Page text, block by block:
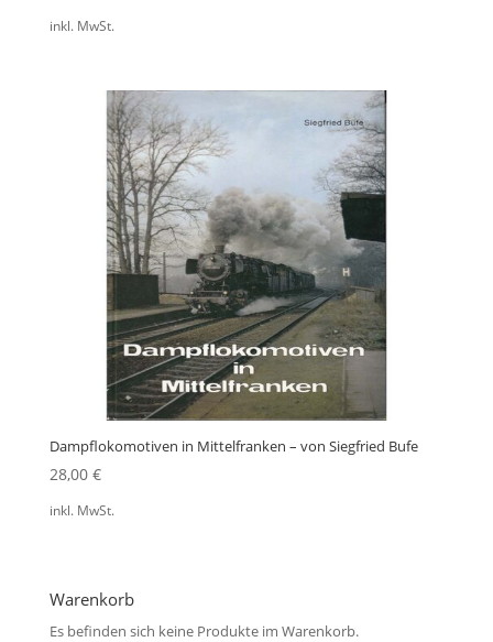
inkl. MwSt.
Dampflokomotiven in Mittelfranken – von Siegfried Bufe
28,00 €
inkl. MwSt.
Warenkorb
Es befinden sich keine Produkte im Warenkorb.